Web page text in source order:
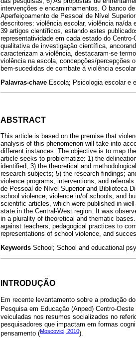
intervenções e encaminhamentos. O banco
Aperfeiçoamento de Pessoal de Nível
descritores: violência escolar, violência na/da
39 artigos científicos, estando estes
representatividade em cada estado do
qualitativa de investigação científica,
caracterizam a violência, destacaram-se
violência na escola, concepções/percepções
bem-sucedidas de combate à violência
Palavras-chave Escola; Psicologia escolar e
ABSTRACT
This article is based on the premise that
analysis of this phenomenon will take into
different instances. The objective is to map
article seeks to problematize: 1) the
identified; 3) the theoretical and
research subjects; 5) the research findings;
violence programs, interventions, and
de Pessoal de Nível Superior and Biblioteca
school violence, violence in/of schools, and
scientific articles, which were published in
state in the Central-West region. It was
in a plurality of theoretical and thematic
against teachers, pedagogical practices to
representations of school violence, and
Keywords School; School and educational
INTRODUÇÃO
Em recente levantamento sobre a produção
Pesquisa em Educação (Anped) Centro-Oeste
veiculadas nos resumos socializados no
pesquisadores que impactam em formas
pensamento (Moscovici, 2010).